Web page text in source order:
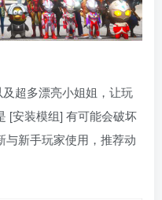
超多漂亮小姐姐，让玩
[安装模组] 有可能会破坏
与新手玩家使用，推荐动